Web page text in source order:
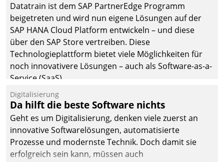
Datatrain ist dem SAP PartnerEdge Programm
beigetreten und wird nun eigene Lösungen auf der
SAP HANA Cloud Platform entwickeln – und diese
über den SAP Store vertreiben. Diese
Technologieplattform bietet viele Möglichkeiten für
noch innovativere Lösungen – auch als Software-as-a-
Service (SaaS).
Digitalisierung
Da hilft die beste Software nichts
Geht es um Digitalisierung, denken viele zuerst an
innovative Softwarelösungen, automatisierte
Prozesse und modernste Technik. Doch damit sie
erfolgreich sein kann, müssen auch